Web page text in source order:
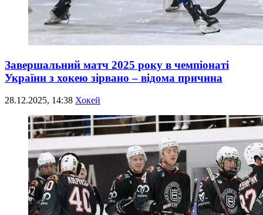
Завершальний матч 2025 року в чемпіонаті
України з хокею зірвано – відома причина
28.12.2025, 14:38 Хокей